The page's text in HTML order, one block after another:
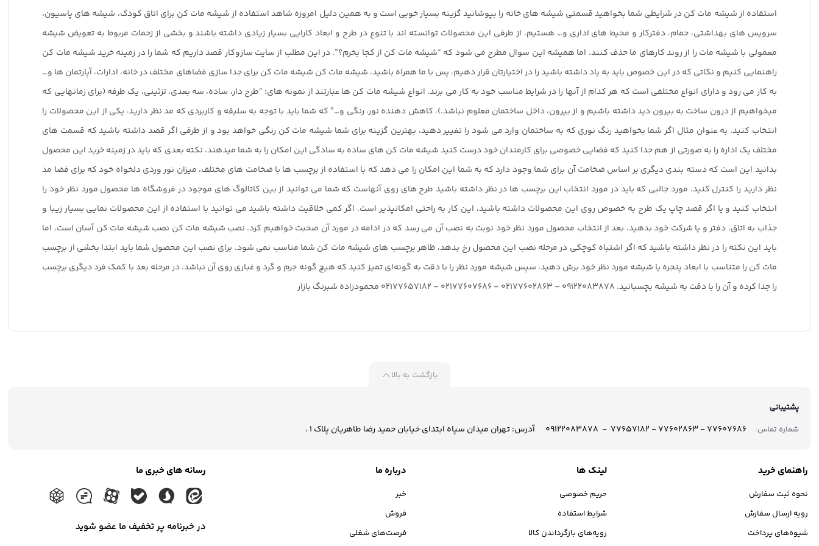
استفاده از شیشه مات کن در شرایطی شما بخواهید قسمتی شیشه های خانه را بپوشانید گزینه بسیار خوبی است و به همین دلیل امروزه شاهد استفاده از شیشه مات کن برای اتاق کودک، شیشه های پاسیون،
سرویس های بهداشتی، حمام، دفترکار و محیط های اداری و… هستیم. از طرفی این محصولات توانسته اند با تنوع در طرح و ابعاد کارایی بسیار زیادی داشته باشند و بخشی از زحمات مربوط به تعویض شیشه
معمولی با شیشه مات را از روند کارهای ما حذف کنند. اما همیشه این سوال مطرح می شود که “شیشه مات کن از کجا بخرم؟”. در این مطلب از سایت سازوکار قصد داریم که شما را در زمینه خرید شیشه مات کن
راهنمایی کنیم و نکاتی که در این خصوص باید به یاد داشته باشید را در اختیارتان قرار دهیم، پس با ما همراه باشید. شیشه مات کن شیشه مات کن برای جدا سازی فضاهای مختلف در خانه، ادارات، آپارتمان ها و…
به کار می رود و دارای انواع مختلفی است که هر کدام از آنها را در شرایط مناسب خود به کار می برند. انواع شیشه مات کن ها عبارتند از نمونه های: “طرح دار، ساده، سه بعدی، تزئینی، یک طرفه (برای زمانهایی که
میخواهیم از درون ساخت به بیرون دید داشته باشیم و از بیرون، داخل ساختمان معلوم نباشد.)، کاهش دهنده نور، رنگی و…” که شما باید با توجه به سلیقه و کاربردی که مد نظر دارید، یکی از این محصولات را
انتخاب کنید. به عنوان مثال اگر شما بخواهید رنگ نوری که به ساختمان وارد می شود را تغییر دهید، بهترین گزینه برای شما شیشه مات کن رنگی خواهد بود و از طرفی اگر قصد داشته باشید که قسمت های
مختلف یک اداره را به صورتی از هم جدا کنید که فضایی خصوصی برای کارمندان خود درست کنید شیشه مات کن های ساده به سادگی این امکان را به شما میدهند. نکته بعدی که باید در زمینه خرید این محصول
بدانید این است که دسته بندی دیگری بر اساس ضخامت آن برای شما وجود دارد که به شما این امکان را می دهد که با استفاده از برچسب ها با ضخامت های مختلف، میزان نور وردی دلخواه خود که برای فضا مد
نظر دارید را کنترل کنید. مورد جالبی که باید در مورد انتخاب این برچسب ها در نظر داشته باشید طرح های روی آنهاست که شما می توانید از بین کاتالوگ های موجود در فروشگاه ها محصول مورد نظر خود را
انتخاب کنید و یا اگر قصد چاپ یک طرح به خصوص روی این محصولات داشته باشید، این کار به راحتی امکانپذیر است. اگر کمی خلاقیت داشته باشید می توانید با استفاده از این محصولات نمایی بسیار زیبا و
جذاب به اتاق، دفتر و یا شرکت خود بدهید. بعد از انتخاب محصول مورد نظر خود نوبت به نصب آن می رسد که در ادامه در مورد آن صحبت خواهیم کرد. نصب شیشه مات کن نصب شیشه مات کن آسان است، اما
باید این نکته را در نظر داشته باشید که اگر اشتباه کوچکی در مرحله نصب این محصول رخ بدهد، ظاهر برچسب های شیشه مات کن شما مناسب نمی شود. برای نصب این محصول شما باید ابتدا بخشی از برچسب
مات کن را متناسب با ابعاد پنجره یا شیشه مورد نظر خود برش دهید، سپس شیشه مورد نظر را با دقت به گونه‌ای تمیز کنید که هیچ گونه جرم و گرد و غباری روی آن نباشد. در مرحله بعد با کمک فرد دیگری برچسب
را جدا کرده و آن را با دقت به شیشه بچسبانید. 09122083878 – 02177602863 – 02177607686 – 02177657182 محمودزاده شبرنگ بازار
بازگشت به بالا
پشتیبانی
شماره تماس:
77607686 - 77602863 - 77657182 - 09122083878 آدرس: تهران میدان سپاه ابتدای خیابان حمید رضا طاهریان پلاک 1 ،
راهنمای خرید
نحوه ثبت سفارش
رویه ارسال سفارش
شیوه‌های پرداخت
لینک ها
حریم خصوصی
شرایط استفاده
رویه‌های بازگرداندن کالا
درباره ما
خبر
فروش
فرصت‌های شغلی
رسانه های خبری ما
در خبرنامه پر تخفیف ما عضو شوید